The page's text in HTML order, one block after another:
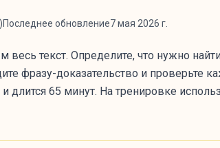
)Последнее обновление7 мая 2026 г.
весь текст. Определите, что нужно
фразу-доказательство и проверьте
65 минут. На тренировке